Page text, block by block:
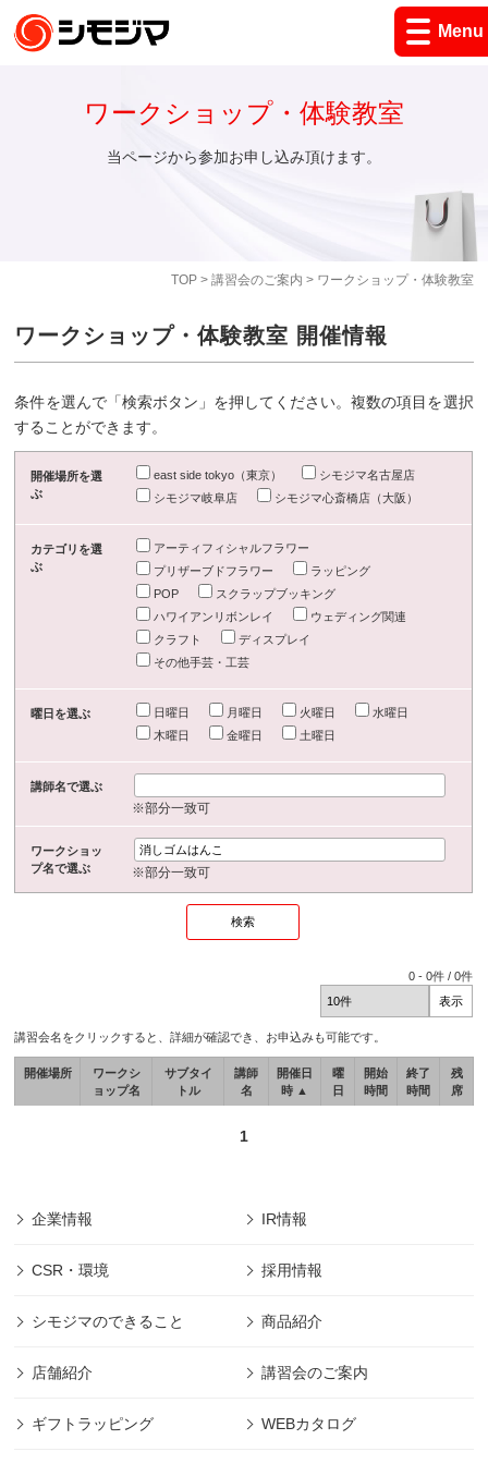
Menu
TOP> 講習会のご案内 > ワークショップ・体験教室
ワークショップ・体験教室
当ページから参加お申し込み頂けます。
ワークショップ・体験教室 開催情報
条件を選んで「検索ボタン」を押してください。複数の項目を選択
することができます。
開催場所を選
ぶ
east side tokyo（東京）
シモジマ名古屋店
シモジマ岐阜店
シモジマ心斎橋店（大阪）
カテゴリを選
ぶ
アーティフィシャルフラワー
プリザーブドフラワー
ラッピング
POP
スクラップブッキング
ハワイアンリボンレイ
ウェディング関連
クラフト
ディスプレイ
その他手芸・工芸
曜日を選ぶ 日曜日 月曜日 火曜日
水曜日
木曜日
金曜日 土曜日
講師名で選ぶ
※部分一致可
ワークショッ
プ名で選ぶ
※部分一致可
0 -0件 /0件
講習会名をクリックすると、詳細が確認でき、お申込みも可能です。
開催場所
ワークシ
ョップ名
サブタイ
トル
講師
名
開催日
時 ▲
曜
日
開始
時間
終了
時間
残
席
1
企業情報 IR情報
CSR・環境 採用情報
シモジマのできること 商品紹介
店舗紹介 講習会のご案内
ギフトラッピング WEBカタログ